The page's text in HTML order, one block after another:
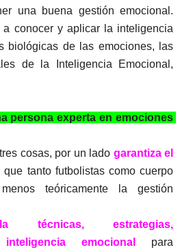
conocer y aplicar la inteligencia
biológicas de las emociones, las
de la Inteligencia Emocional,
persona experta en emociones
cosas, por un lado garantiza el
que tanto futbolistas como cuerpo
teóricamente la gestión
técnicas, estrategias,
emocional
para